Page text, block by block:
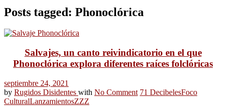
Posts tagged: Phonoclórica
Salvajes, un canto reivindicatorio en el que
Phonoclórica explora diferentes raíces folclóricas
septiembre 24, 2021
by Rugidos Disidentes with No Comment 71 DecibelesFoco
CulturalLanzamientosZZZ